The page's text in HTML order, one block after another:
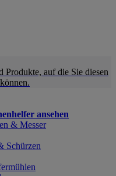
Produkte, auf die Sie diesen
ansehen
& Messer
Schürzen